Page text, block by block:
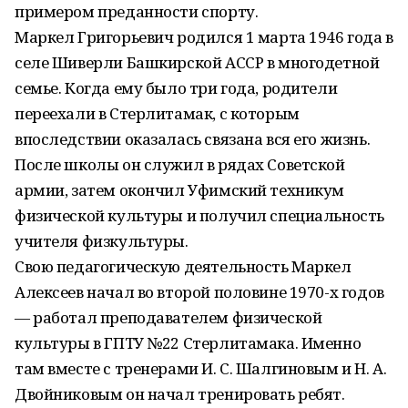
примером преданности спорту.
Маркел Григорьевич родился 1 марта 1946 года в
селе Шиверли Башкирской АССР в многодетной
семье. Когда ему было три года, родители
переехали в Стерлитамак, с которым
впоследствии оказалась связана вся его жизнь.
После школы он служил в рядах Советской
армии, затем окончил Уфимский техникум
физической культуры и получил специальность
учителя физкультуры.
Свою педагогическую деятельность Маркел
Алексеев начал во второй половине 1970-х годов
— работал преподавателем физической
культуры в ГПТУ №22 Стерлитамака. Именно
там вместе с тренерами И. С. Шалгиновым и Н. А.
Двойниковым он начал тренировать ребят.